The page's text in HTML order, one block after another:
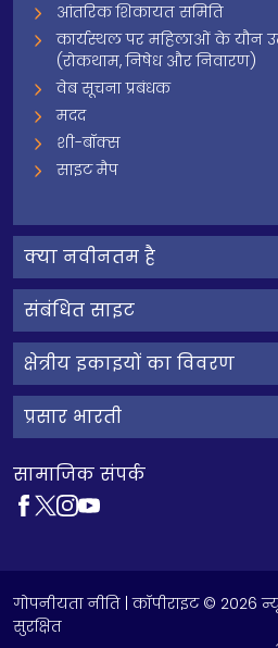
आंतरिक शिकायत समिति
कार्यस्थल पर महिलाओं के यौन
(रोकथाम, निषेध और निवारण)
वेब सूचना प्रबंधक
मदद
शी-बॉक्स
साइट मैप
क्‍या नवीनतम है
संबंधित साइट
क्षेत्रीय इकाइयों का विवरण
प्रसार भारती
सामाजिक संपर्क
गोपनीयता नीति | कॉपीराइट © 2026
सुरक्षित